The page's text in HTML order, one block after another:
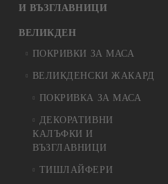
И ВЪЗГЛАВНИЦИ
ВЕЛИКДЕН
ПОКРИВКИ ЗА МАСА
ВЕЛИКДЕНСКИ ЖАКАРД
ПОКРИВКА ЗА МАСА
ДЕКОРАТИВНИ
КАЛЪФКИ И
ВЪЗГЛАВНИЦИ
ТИШЛАЙФЕРИ